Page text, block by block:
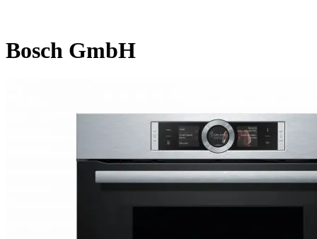
Bosch GmbH